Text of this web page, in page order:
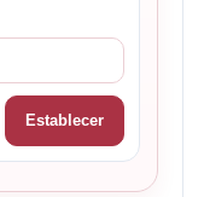
Establecer